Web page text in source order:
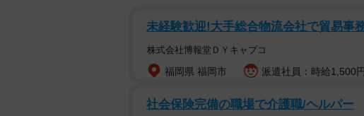
未経験歓迎!大手総合物流会社で貿易事
株式会社博報堂ＤＹキャプコ
福岡県 福岡市 派遣社員：時給1,500円
社会保険完備の職場で介護職/ヘルパー